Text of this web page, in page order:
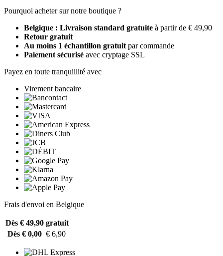
Pourquoi acheter sur notre boutique ?
Belgique : Livraison standard gratuite à partir de € 49,90
Retour gratuit
Au moins 1 échantillon gratuit par commande
Paiement sécurisé avec cryptage SSL
Payez en toute tranquillité avec
Virement bancaire
Frais d'envoi en Belgique
Dès € 49,90 gratuit
Dès € 0,00 € 6,90